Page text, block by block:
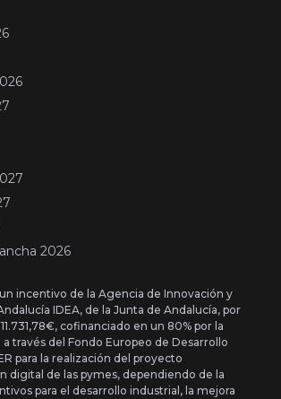
2026
incentivo de la Agencia de Innovación y
IDEA, de la Junta de Andalucía, por
cofinanciado en un 80% por la
a través del Fondo Europeo de Desarrollo
para la realización del proyecto
digital de las pymes, dependiendo de la
para el desarrollo industrial, la mejora